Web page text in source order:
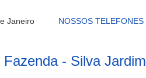
Janeiro NOSSOS TELEFONES
- Silva Jardim